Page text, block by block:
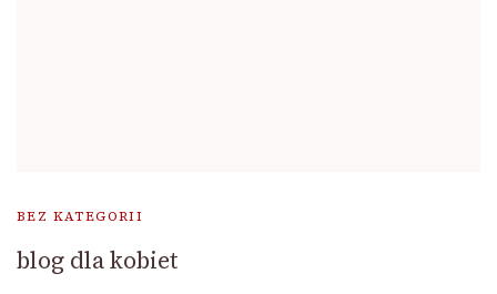
BEZ KATEGORII
blog dla kobiet